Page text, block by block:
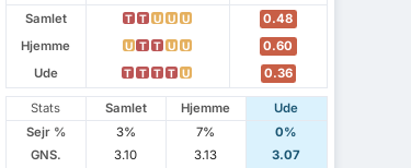
Samlet
T T U U U
0.48
Hjemme
U T T U U
0.60
Ude
T T T T U 0.36
Stats Samlet Hjemme
Ude
Sejr %
3% 7%
0%
GNS.
3.10 3.13
3.07